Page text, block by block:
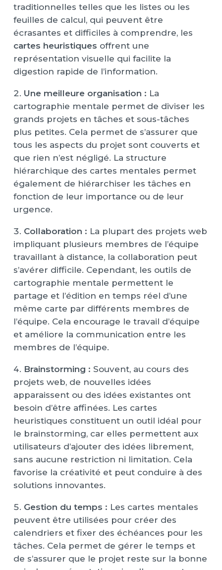
traditionnelles telles que les listes ou les
feuilles de calcul, qui peuvent être
écrasantes et difficiles à comprendre, les
cartes heuristiques offrent une
représentation visuelle qui facilite la
digestion rapide de l’information.
Une meilleure organisation : La
cartographie mentale permet de diviser les
grands projets en tâches et sous-tâches
plus petites. Cela permet de s’assurer que
tous les aspects du projet sont couverts et
que rien n’est négligé. La structure
hiérarchique des cartes mentales permet
également de hiérarchiser les tâches en
fonction de leur importance ou de leur
urgence.
Collaboration : La plupart des projets web
impliquant plusieurs membres de l’équipe
travaillant à distance, la collaboration peut
s’avérer difficile. Cependant, les outils de
cartographie mentale permettent le
partage et l’édition en temps réel d’une
même carte par différents membres de
l’équipe. Cela encourage le travail d’équipe
et améliore la communication entre les
membres de l’équipe.
Brainstorming : Souvent, au cours des
projets web, de nouvelles idées
apparaissent ou des idées existantes ont
besoin d’être affinées. Les cartes
heuristiques constituent un outil idéal pour
le brainstorming, car elles permettent aux
utilisateurs d’ajouter des idées librement,
sans aucune restriction ni limitation. Cela
favorise la créativité et peut conduire à des
solutions innovantes.
Gestion du temps : Les cartes mentales
peuvent être utilisées pour créer des
calendriers et fixer des échéances pour les
tâches. Cela permet de gérer le temps et
de s’assurer que le projet reste sur la bonne